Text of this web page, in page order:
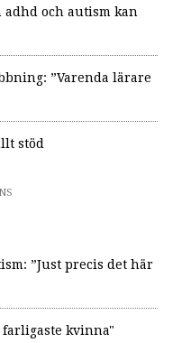
adhd och autism kan
”Varenda lärare
stöd
”Just precis det här
farligaste kvinna"